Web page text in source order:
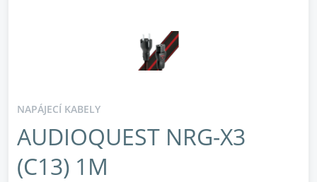
NAPÁJECÍ KABELY
AUDIOQUEST NRG-X3
(C13) 1M